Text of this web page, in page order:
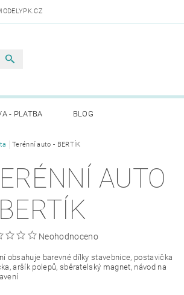
- PLATBA BLOG
Terénní auto - BERTÍK
AUTO
Neohodnoceno
obsahuje barevné dílky stavebnice, postavička
aršík polepů, sběratelský magnet, návod na